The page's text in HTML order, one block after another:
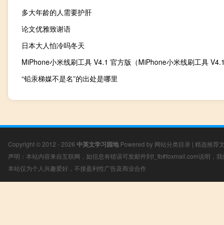
多大年龄的人需要护肝
论文优雅致谢语
日本大人怕冷吗冬天
“铅汞梯媒不是名”的出处是哪里
Copyright © 2012 - 2026 中英文学习园地 Powered by 网站分类目录 | 精选推荐
声明：本站内容来自互联网，如信息有错误可发邮件到f_fb#foxmail.com说明，
本站仅为个人兴趣爱好，不接盈利性广告及商业合作